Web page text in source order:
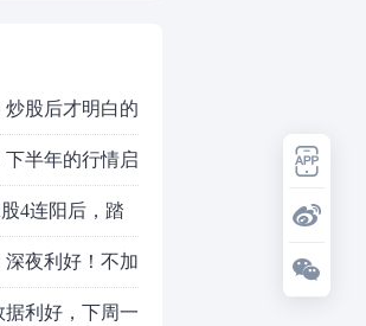
股后才明白的
半年的行情启
4连阳后，踏
补！
夜利好！不加
？
利好，下周一